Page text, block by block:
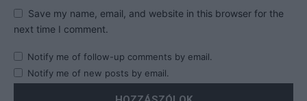
Save my name, email, and website in this browser for the
next time I comment.
Notify me of follow-up comments by email.
Notify me of new posts by email.